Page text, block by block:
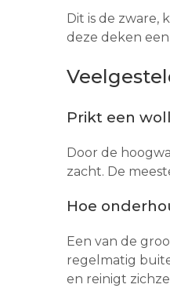
Dit is de
deze deken
Prikt een
Door de
zacht. De
Hoe
Een van de
regelmatig
en reinigt